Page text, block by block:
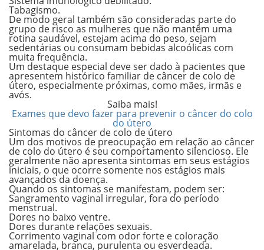
Tabagismo.
De modo geral também são consideradas parte do
grupo de risco as mulheres que não mantêm uma
rotina saudável, estejam acima do peso, sejam
sedentárias ou consumam bebidas alcoólicas com
muita frequência.
Um destaque especial deve ser dado à pacientes que
apresentem histórico familiar de câncer de colo de
útero, especialmente próximas, como mães, irmãs e
avós.
Saiba mais!
Exames que devo fazer para prevenir o câncer do colo
do útero
Sintomas do câncer de colo de útero
Um dos motivos de preocupação em relação ao câncer
de colo do útero é seu comportamento silencioso. Ele
geralmente não apresenta sintomas em seus estágios
iniciais, o que ocorre somente nos estágios mais
avançados da doença.
Quando os sintomas se manifestam, podem ser:
Sangramento vaginal irregular, fora do período
menstrual.
Dores no baixo ventre.
Dores durante relações sexuais.
Corrimento vaginal com odor forte e coloração
amarelada, branca, purulenta ou esverdeada.